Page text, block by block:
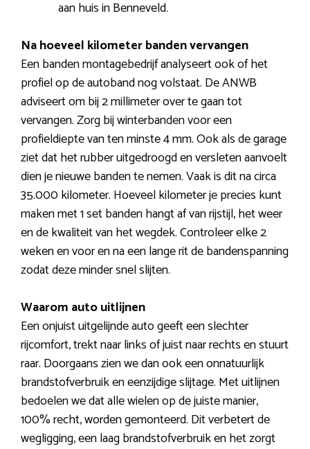
aan huis in Benneveld.
Na hoeveel kilometer banden vervangen
Een banden montagebedrijf analyseert ook of het
profiel op de autoband nog volstaat. De ANWB
adviseert om bij 2 millimeter over te gaan tot
vervangen. Zorg bij winterbanden voor een
profieldiepte van ten minste 4 mm. Ook als de garage
ziet dat het rubber uitgedroogd en versleten aanvoelt
dien je nieuwe banden te nemen. Vaak is dit na circa
35.000 kilometer. Hoeveel kilometer je precies kunt
maken met 1 set banden hangt af van rijstijl, het weer
en de kwaliteit van het wegdek. Controleer elke 2
weken en voor en na een lange rit de bandenspanning
zodat deze minder snel slijten.
Waarom auto uitlijnen
Een onjuist uitgelijnde auto geeft een slechter
rijcomfort, trekt naar links of juist naar rechts en stuurt
raar. Doorgaans zien we dan ook een onnatuurlijk
brandstofverbruik en eenzijdige slijtage. Met uitlijnen
bedoelen we dat alle wielen op de juiste manier,
100% recht, worden gemonteerd. Dit verbetert de
wegligging, een laag brandstofverbruik en het zorgt